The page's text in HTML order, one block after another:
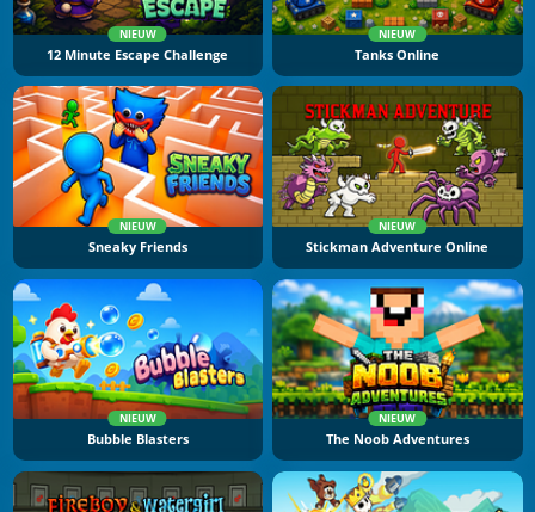
NIEUW
12 Minute Escape Challenge
NIEUW
Tanks Online
NIEUW
Sneaky Friends
NIEUW
Stickman Adventure Online
NIEUW
Bubble Blasters
NIEUW
The Noob Adventures